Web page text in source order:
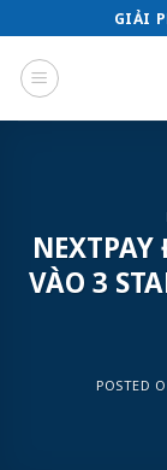
to
content
GIẢI
VÀO 3
POSTED